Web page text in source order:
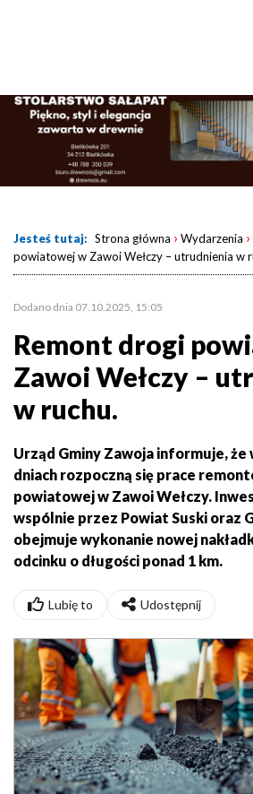
Jesteś tutaj: Strona główna › Wydarzenia ›
powiatowej w Zawoi Wełczy – utrudnienia w
Dodano dnia 07.10.2025, 15:05
Remont drogi
Zawoi Wełczy –
w ruchu.
Urząd Gminy Zawoja informuje, że
dniach rozpoczną się prace
powiatowej w Zawoi Wełczy.
wspólnie przez Powiat Suski oraz
obejmuje wykonanie nowej
odcinku o długości ponad 1 km.
Lubię to Udostępnij